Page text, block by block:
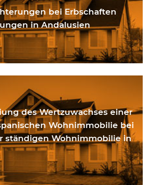
bei Erbschaften
in Andalusien
des Wertzuwachses einer
Wohnimmobilie bei
ständigen Wohnimmobilie in